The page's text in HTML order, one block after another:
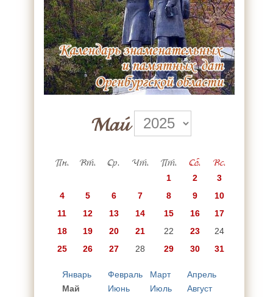
Май
Пн. Вт. Ср. Чт. Пт. Сб. Вс.
1 2
3
4
5 6 7 8 9
10
11
12 13 14 15 16
17
18
19 20 21 22 23
24
25
26 27 28 29 30 31
Январь Февраль Март
Апрель
Май
Июнь Июль
Август